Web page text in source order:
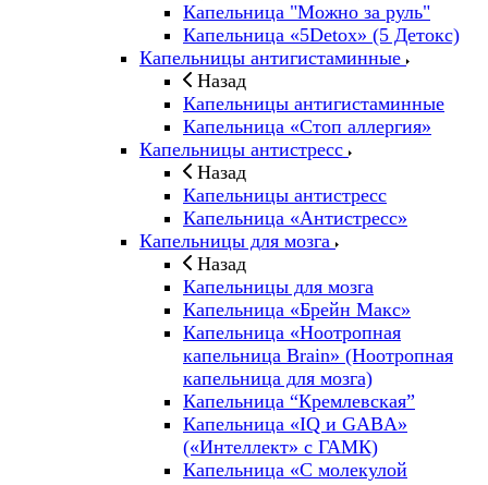
Капельница "Можно за руль"
Капельница «5Detox» (5 Детокс)
Капельницы антигистаминные
Назад
Капельницы антигистаминные
Капельница «Стоп аллергия»
Капельницы антистресс
Назад
Капельницы антистресс
Капельница «Антистресс»
Капельницы для мозга
Назад
Капельницы для мозга
Капельница «Брейн Макс»
Капельница «Ноотропная
капельница Brain» (Ноотропная
капельница для мозга)
Капельница “Кремлевская”
Капельница «IQ и GABA»
(«Интеллект» с ГАМК)
Капельница «С молекулой